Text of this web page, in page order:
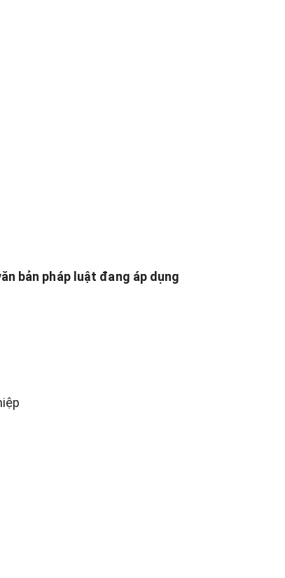
bản pháp luật đang áp dụng